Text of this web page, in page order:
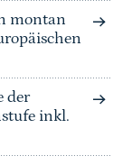
montan
der
inkl.